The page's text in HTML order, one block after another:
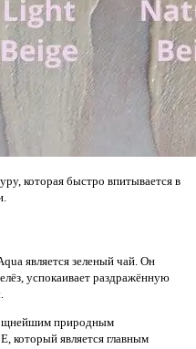
которая быстро впитывается в
является зеленый чай. Он
успокаивает раздражённую
природным
который является главным